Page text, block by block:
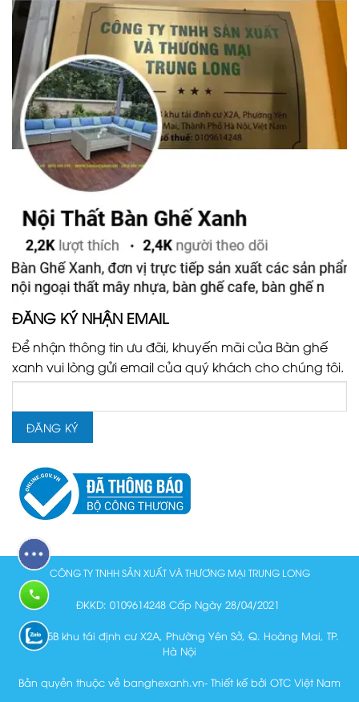
ĐĂNG KÝ NHẬN EMAIL
Để nhận thông tin ưu đãi, khuyến mãi của Bàn ghế
xanh vui lòng gửi email của quý khách cho chúng tôi.
CÔNG TY TNHH SẢN XUẤT VÀ THƯƠNG MẠI TRUNG LONG
ĐKKD: 0109614248 Cấp Ngày 28/04/2021
Lô N15B khu tái định cư X2A, Phường Yên Sở, Q. Hoàng Mai, TP.
Hà Nội
Bản quyền thuộc về banghexanh.vn- Thiết kế bởi OTC Việt Nam